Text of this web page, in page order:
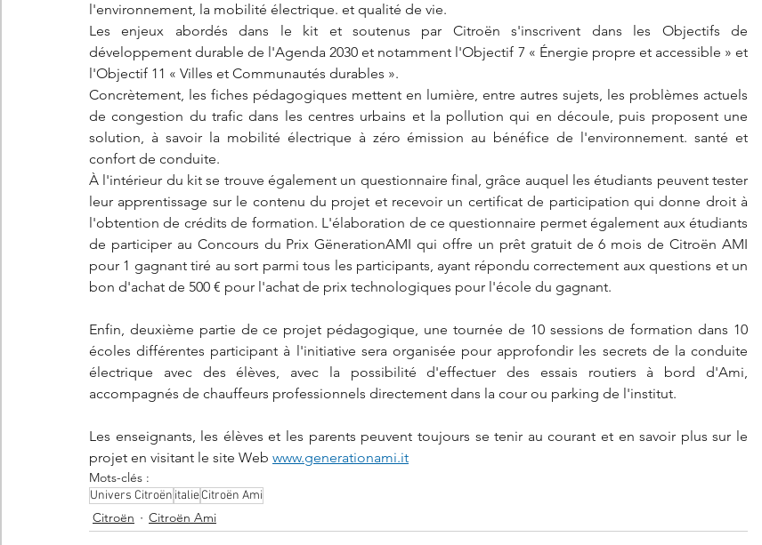
l'environnement, la mobilité électrique. et qualité de vie.
Les enjeux abordés dans le kit et soutenus par Citroën s'inscrivent dans les Objectifs de
développement durable de l'Agenda 2030 et notamment l'Objectif 7 « Énergie propre et accessible » et
l'Objectif 11 « Villes et Communautés durables ».
Concrètement, les fiches pédagogiques mettent en lumière, entre autres sujets, les problèmes actuels
de congestion du trafic dans les centres urbains et la pollution qui en découle, puis proposent une
solution, à savoir la mobilité électrique à zéro émission au bénéfice de l'environnement. santé et
confort de conduite.
À l'intérieur du kit se trouve également un questionnaire final, grâce auquel les étudiants peuvent tester
leur apprentissage sur le contenu du projet et recevoir un certificat de participation qui donne droit à
l'obtention de crédits de formation. L'élaboration de ce questionnaire permet également aux étudiants
de participer au Concours du Prix GënerationAMI qui offre un prêt gratuit de 6 mois de Citroën AMI
pour 1 gagnant tiré au sort parmi tous les participants, ayant répondu correctement aux questions et un
bon d'achat de 500 € pour l'achat de prix technologiques pour l'école du gagnant.
Enfin, deuxième partie de ce projet pédagogique, une tournée de 10 sessions de formation dans 10
écoles différentes participant à l'initiative sera organisée pour approfondir les secrets de la conduite
électrique avec des élèves, avec la possibilité d'effectuer des essais routiers à bord d'Ami,
accompagnés de chauffeurs professionnels directement dans la cour ou parking de l'institut.
Les enseignants, les élèves et les parents peuvent toujours se tenir au courant et en savoir plus sur le
projet en visitant le site Web www.generationami.it
Mots-clés :
Univers Citroën italieCitroën Ami
Citroën Citroën Ami